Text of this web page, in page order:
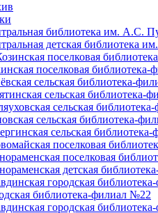
библиотека им. А.С.
детская библиотека
поселковая
поселковая
сельская библиотека-
сельская библиотека-
сельская
сельская библиотека-
сельская
поселковая
поселковая
детская
городская
библиотека-филиал №22
городская